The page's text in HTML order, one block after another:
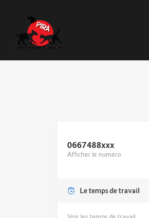
0667488xxx
Afficher le numéro
Le temps de travail